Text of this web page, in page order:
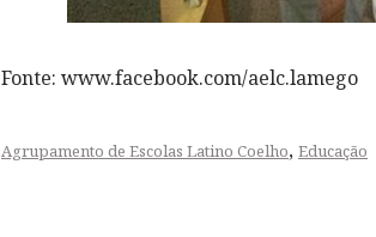
Fonte: www.facebook.com/aelc.lamego
Agrupamento de Escolas Latino Coelho, Educação